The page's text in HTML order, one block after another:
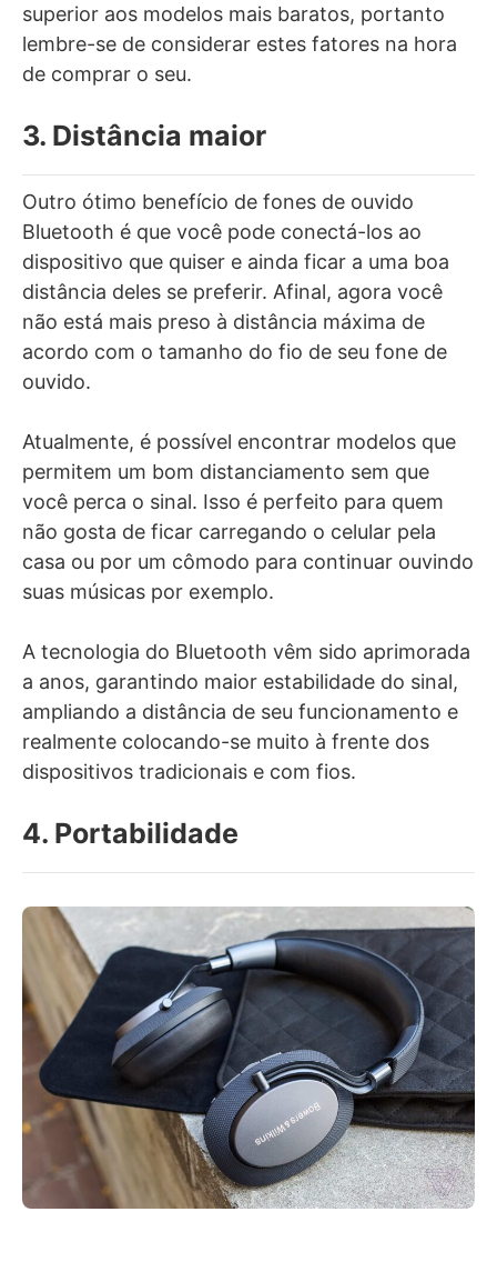
superior aos modelos mais baratos, portanto
lembre-se de considerar estes fatores na hora
de comprar o seu.
3. Distância maior
Outro ótimo benefício de fones de ouvido
Bluetooth é que você pode conectá-los ao
dispositivo que quiser e ainda ficar a uma boa
distância deles se preferir. Afinal, agora você
não está mais preso à distância máxima de
acordo com o tamanho do fio de seu fone de
ouvido.
Atualmente, é possível encontrar modelos que
permitem um bom distanciamento sem que
você perca o sinal. Isso é perfeito para quem
não gosta de ficar carregando o celular pela
casa ou por um cômodo para continuar ouvindo
suas músicas por exemplo.
A tecnologia do Bluetooth vêm sido aprimorada
a anos, garantindo maior estabilidade do sinal,
ampliando a distância de seu funcionamento e
realmente colocando-se muito à frente dos
dispositivos tradicionais e com fios.
4. Portabilidade